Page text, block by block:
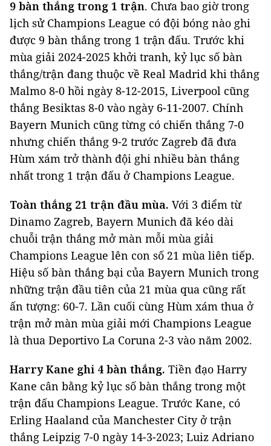
9 bàn thắng trong 1 trận. Chưa bao giờ trong
lịch sử Champions League có đội bóng nào ghi
được 9 bàn thắng trong 1 trận đấu. Trước khi
mùa giải 2024-2025 khởi tranh, kỷ lục số bàn
thắng/trận đang thuộc về Real Madrid khi thắng
Malmo 8-0 hồi ngày 8-12-2015, Liverpool cũng
thắng Besiktas 8-0 vào ngày 6-11-2007. Chính
Bayern Munich cũng từng có chiến thắng 7-0
nhưng chiến thắng 9-2 trước Zagreb đã đưa
Hùm xám trở thành đội ghi nhiều bàn thắng
nhất trong 1 trận đấu ở Champions League.
Toàn thắng 21 trận đầu mùa. Với 3 điểm từ
Dinamo Zagreb, Bayern Munich đã kéo dài
chuỗi trận thắng mở màn mỗi mùa giải
Champions League lên con số 21 mùa liên tiếp.
Hiệu số bàn thắng bại của Bayern Munich trong
những trận đầu tiên của 21 mùa qua cũng rất
ấn tượng: 60-7. Lần cuối cùng Hùm xám thua ở
trận mở màn mùa giải mới Champions League
là thua Deportivo La Coruna 2-3 vào năm 2002.
Harry Kane ghi 4 bàn thắng. Tiền đạo Harry
Kane cân bằng kỷ lục số bàn thắng trong một
trận đấu Champions League. Trước Kane, có
Erling Haaland của Manchester City ở trận
thắng Leipzig 7-0 ngày 14-3-2023; Luiz Adriano